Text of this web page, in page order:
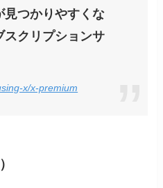
見つかりやすくな
スクリプションサ
x/x-premium